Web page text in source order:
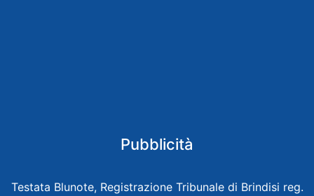
Pubblicità
Testata Blunote, Registrazione Tribunale di Brindisi reg.